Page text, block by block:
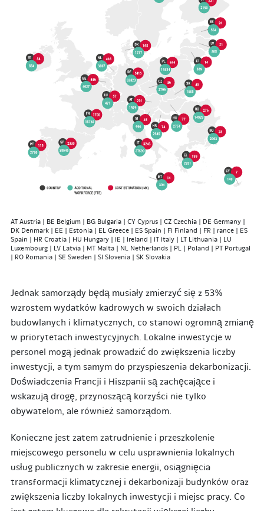
AT Austria | BE Belgium | BG Bulgaria | CY Cyprus | CZ Czechia | DE Germany |
DK Denmark | EE | Estonia | EL Greece | ES Spain | FI Finland | FR | rance | ES
Spain | HR Croatia | HU Hungary | IE | Ireland | IT Italy | LT Lithuania | LU
Luxembourg | LV Latvia | MT Malta | NL Netherlands | PL | Poland | PT Portugal
| RO Romania | SE Sweden | SI Slovenia | SK Slovakia
Jednak samorządy będą musiały zmierzyć się z 53%
wzrostem wydatków kadrowych w swoich działach
budowlanych i klimatycznych, co stanowi ogromną zmianę
w priorytetach inwestycyjnych. Lokalne inwestycje w
personel mogą jednak prowadzić do zwiększenia liczby
inwestycji, a tym samym do przyspieszenia dekarbonizacji.
Doświadczenia Francji i Hiszpanii są zachęcające i
wskazują drogę, przynoszącą korzyści nie tylko
obywatelom, ale również samorządom.
Konieczne jest zatem zatrudnienie i przeszkolenie
miejscowego personelu w celu usprawnienia lokalnych
usług publicznych w zakresie energii, osiągnięcia
transformacji klimatycznej i dekarbonizaji budynków oraz
zwiększenia liczby Iokalnych inwestycji i miejsc pracy. Co